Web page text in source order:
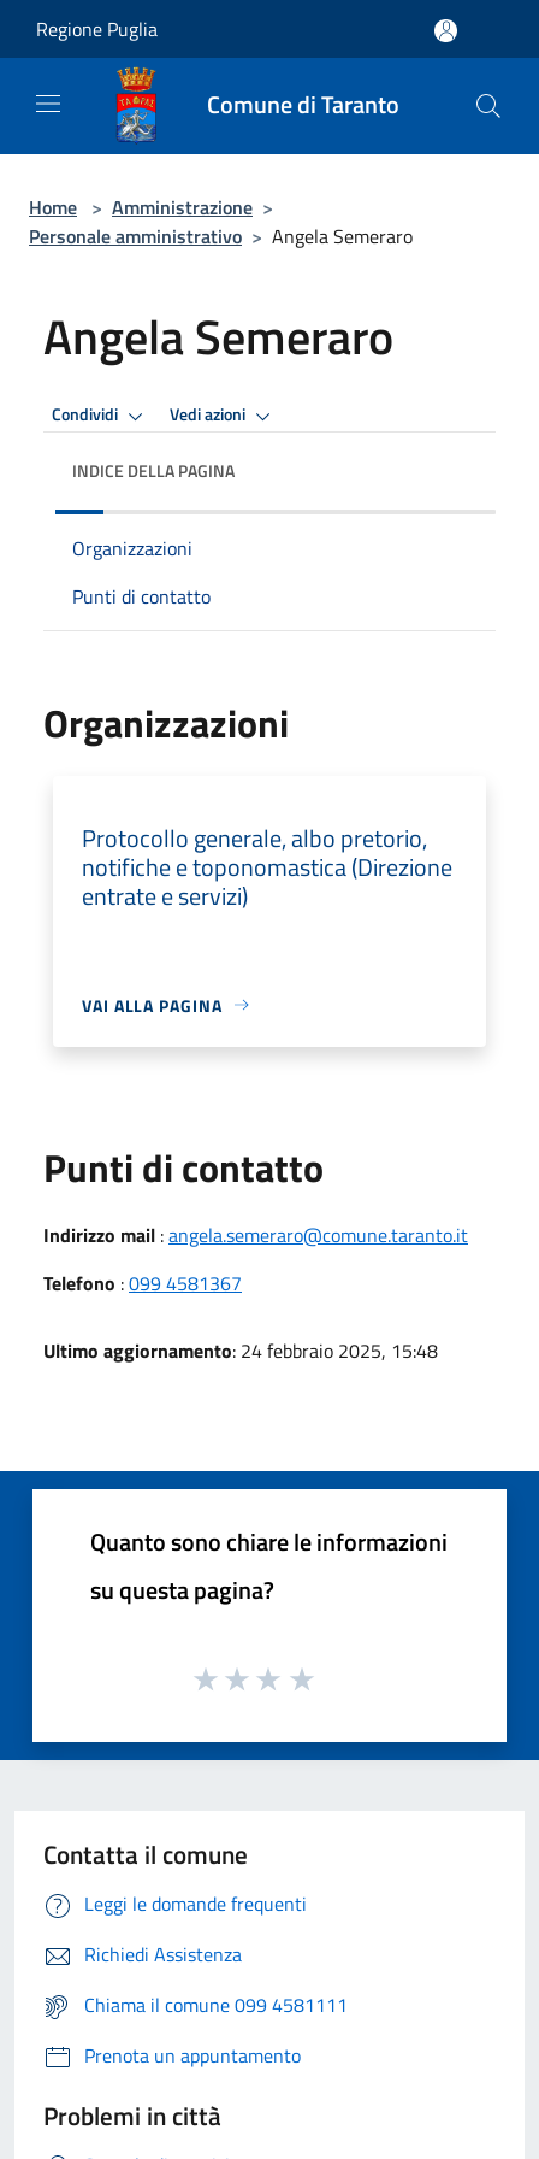
Regione Puglia
Comune di Taranto
Home > Amministrazione >
Personale amministrativo > Angela Semeraro
Angela Semeraro
Condividi Vedi azioni
INDICE DELLA PAGINA
Organizzazioni
Punti di contatto
Organizzazioni
Protocollo generale, albo pretorio,
notifiche e toponomastica (Direzione
entrate e servizi)
VAI ALLA PAGINA
Punti di contatto
Indirizzo mail :angela.semeraro@comune.taranto.it
Telefono :099 4581367
Ultimo aggiornamento: 24 febbraio 2025, 15:48
Quanto sono chiare le informazioni
su questa pagina?
Contatta il comune
Leggi le domande frequenti
Richiedi Assistenza
Chiama il comune 099 4581111
Prenota un appuntamento
Problemi in città